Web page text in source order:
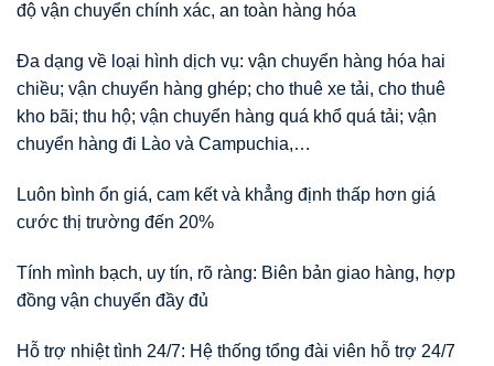
độ vận chuyển chính xác, an toàn hàng hóa
Đa dạng về loại hình dịch vụ: vận chuyển hàng hóa hai
chiều; vận chuyển hàng ghép; cho thuê xe tải, cho thuê
kho bãi; thu hộ; vận chuyển hàng quá khổ quá tải; vận
chuyển hàng đi Lào và Campuchia,…
Luôn bình ổn giá, cam kết và khẳng định thấp hơn giá
cước thị trường đến 20%
Tính mình bạch, uy tín, rõ ràng: Biên bản giao hàng, hợp
đồng vận chuyển đầy đủ
Hỗ trợ nhiệt tình 24/7: Hệ thống tổng đài viên hỗ trợ 24/7